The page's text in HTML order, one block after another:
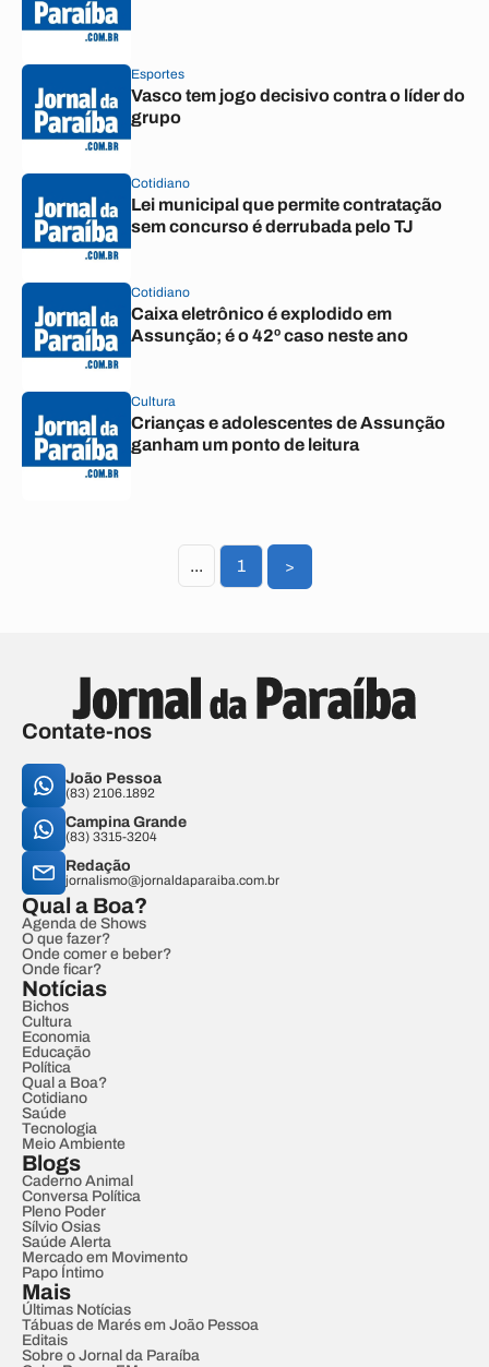
Esportes
Vasco tem jogo decisivo contra o líder do
grupo
Cotidiano
Lei municipal que permite contratação
sem concurso é derrubada pelo TJ
Cotidiano
Caixa eletrônico é explodido em
Assunção; é o 42º caso neste ano
Cultura
Crianças e adolescentes de Assunção
ganham um ponto de leitura
... 1 >
Contate-nos
João Pessoa
(83) 2106.1892
Campina Grande
(83) 3315-3204
Redação
jornalismo@jornaldaparaiba.com.br
Qual a Boa?
Agenda de Shows
O que fazer?
Onde comer e beber?
Onde ficar?
Notícias
Bichos
Cultura
Economia
Educação
Política
Qual a Boa?
Cotidiano
Saúde
Tecnologia
Meio Ambiente
Blogs
Caderno Animal
Conversa Política
Pleno Poder
Sílvio Osias
Saúde Alerta
Mercado em Movimento
Papo Íntimo
Mais
Últimas Notícias
Tábuas de Marés em João Pessoa
Editais
Sobre o Jornal da Paraíba